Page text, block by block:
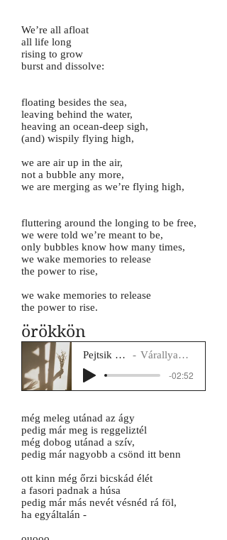
We’re all afloat
all life long
rising to grow
burst and dissolve:
floating besides the sea,
leaving behind the water,
heaving an ocean-deep sigh,
(and) wispily flying high,
we are air up in the air,
not a bubble any more,
we are merging as we’re flying high,
fluttering around the longing to be free,
we were told we’re meant to be,
only bubbles know how many times,
we wake memories to release
the power to rise,
we wake memories to release
the power to rise.
örökkön
Pejtsik Panna Várallyay Katus
-02:52
még meleg utánad az ágy
pedig már meg is reggeliztél
még dobog utánad a szív,
pedig már nagyobb a csönd itt benn
ott kinn még őrzi bicskád élét
a fasori padnak a húsa
pedig már más nevét vésnéd rá föl,
ha egyáltalán -